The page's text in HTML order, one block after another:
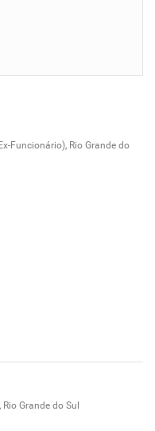
Funcionário), Rio Grande do
Grande do Sul